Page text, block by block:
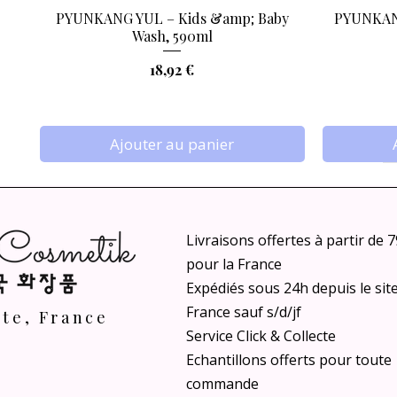
Aperçu rapide
PYUNKANG YUL – Kids &amp; Baby
Wash, 590ml
Prix
18,92 €
Ajouter au panier
Aperçu rapide
VT COSMETICS - AZ Care Cleansing Oil,
Aperçu rapide
ANUA - Rice Intensive Moisturizing Milk
Aperçu rapide
ANUA - Peach 70 Niacin Serum Mask,
France
Livraisons offertes à partir de
pour la France
Expédiés sous 24h depuis le
France sauf s/d/jf
Service Click & Collecte
Echantillons offerts pour toute
commande